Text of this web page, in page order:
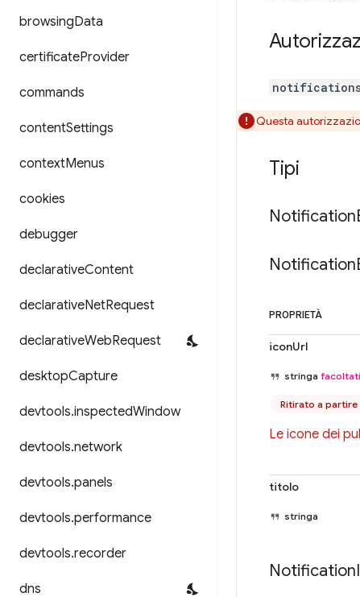
browsingData
certificateProvider
commands
contentSettings
contextMenus
cookies
debugger
declarativeContent
declarativeNetRequest
declarativeWebRequest
desktopCapture
devtools.inspectedWindow
devtools.network
devtools.panels
devtools.performance
devtools.recorder
dns
Questa
Tipi
Notification
Notification
PROPRIETÀ
iconUrl
stringa
Ritirato a partire
Le icone dei
titolo
stringa
Notification